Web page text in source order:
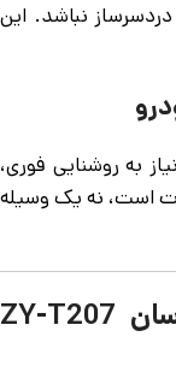
نباشد. این
به روشنایی فوری،
است، نه یک وسیله
چرا چراغ قوه پلیسی اسمال سان ZY-T207